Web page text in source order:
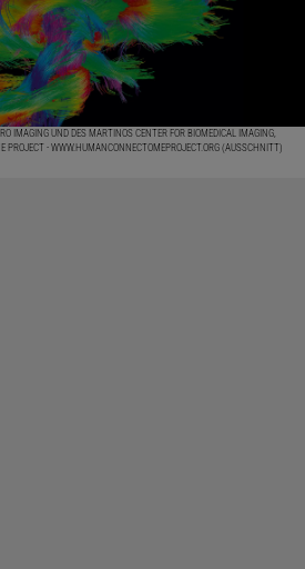
IMAGING UND DES MARTINOS CENTER FOR BIOMEDICAL IMAGING,
PROJECT - WWW.HUMANCONNECTOMEPROJECT.ORG (AUSSCHNITT)